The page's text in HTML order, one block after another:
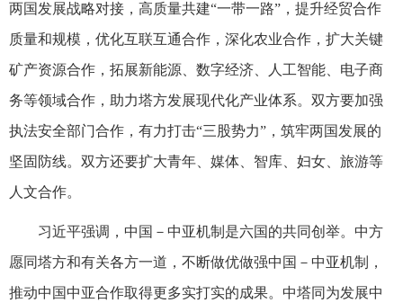
两国发展战略对接，高质量共建“一带一路”，提升经贸合作
质量和规模，优化互联互通合作，深化农业合作，扩大关键
矿产资源合作，拓展新能源、数字经济、人工智能、电子商
务等领域合作，助力塔方发展现代化产业体系。双方要加强
执法安全部门合作，有力打击“三股势力”，筑牢两国发展的
坚固防线。双方还要扩大青年、媒体、智库、妇女、旅游等
人文合作。
习近平强调，中国－中亚机制是六国的共同创举。中方
愿同塔方和有关各方一道，不断做优做强中国－中亚机制，
推动中国中亚合作取得更多实打实的成果。中塔同为发展中